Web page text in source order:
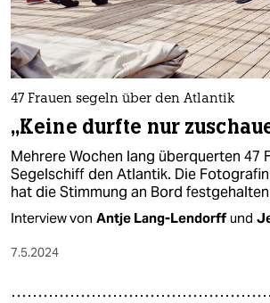
47 Frauen segeln über den Atlantik
„Keine durfte nur
Mehrere Wochen lang überquerten 47
Segelschiff den Atlantik. Die
hat die Stimmung an Bord
Interview von Antje Lang-Lendorff und
7.5.2024